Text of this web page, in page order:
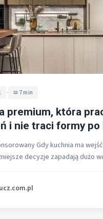
• 7 min
premium, która
i nie traci formy po
Gdy kuchnia ma
decyzje zapadają dużo